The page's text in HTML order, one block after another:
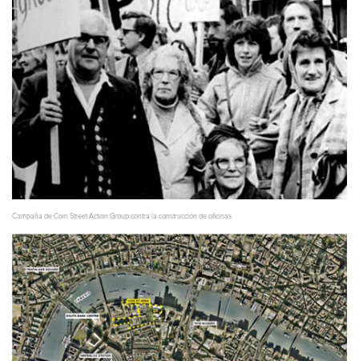
Campaña de Coin Street Action Group contra la construcción de oficinas